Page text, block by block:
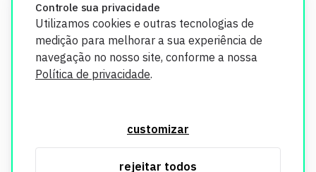
Controle sua privacidade
Utilizamos cookies e outras tecnologias de
medição para melhorar a sua experiência de
navegação no nosso site, conforme a nossa
Política de privacidade.
customizar
rejeitar todos
segurança. Todos os dados coletados em nosso site são
utilizados exclusivamente para fins de aprimoramento de
informações, consulte nossa Política de Privacidade.